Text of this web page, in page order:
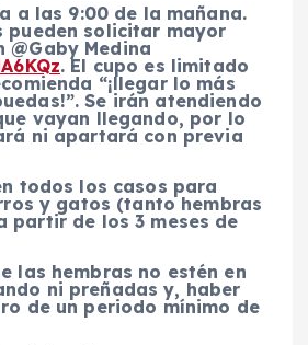
a las 9:00 de la mañana.
pueden solicitar mayor
Medina
. El cupo es limitado
“¡llegar lo más
Se irán atendiendo
vayan llegando, por lo
ni apartará con previa
todos los casos para
y gatos (tanto hembras
partir de los 3 meses de
las hembras no estén en
ni preñadas y, haber
de un periodo mínimo de